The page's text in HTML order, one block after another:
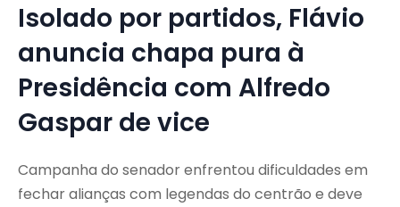
Isolado por partidos, Flávio
anuncia chapa pura à
Presidência com Alfredo
Gaspar de vice
Campanha do senador enfrentou dificuldades em
fechar alianças com legendas do centrão e deve